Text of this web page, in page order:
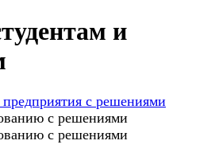
и
с решениями
с решениями
с решениями